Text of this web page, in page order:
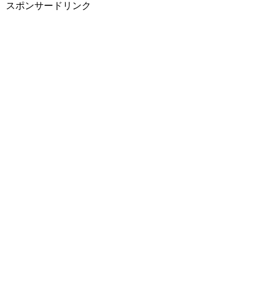
スポンサードリンク